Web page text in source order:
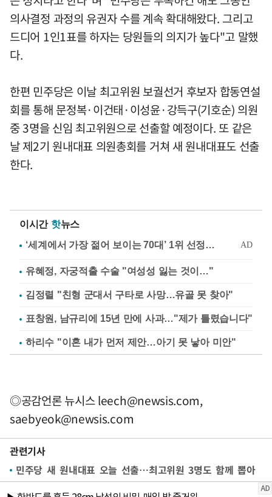
의사결정 과정의 유권자 수를 계속 확대해왔다. 그리고
드디어 1인1표를 하자는 당원들의 의지가 높다"고 말했
다.
한편 민주당은 이날 최고위원 보궐선거 후보자 합동연설
회를 통해 문정복·이건태·이성윤·강득구(기호순) 의원
중 3명을 신임 최고위원으로 선출할 예정이다. 또 같은
날 제2기 원내대표 의원총회를 거쳐 새 원내대표도 선출
한다.
이시간 핫뉴스
유혜정, 자궁적출 수술 "여성성 잃는 것이…"
김정렬 "친형 군대서 구타로 사망…유골 못 찾아"
표창원, 남규리에 15년 만에 사과…"제가 틀렸습니다"
하리수 "이혼 내가 먼저 제안…아기 못 낳아 미안"
◎공감언론 뉴시스leech@newsis.com,
saebyeok@newsis.com
관련기사
민주당 새 원내대표 오늘 선출…최고위원 3명도 함께 뽑아